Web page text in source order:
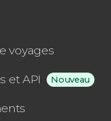
voyages
et API Nouveau